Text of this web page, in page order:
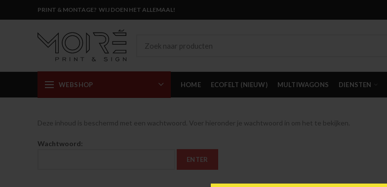
PRINT & MONTAGE? WIJ DOEN HET ALLEMAAL!
WEBSHOP HOME ECOFELT (NIEUW) MULTIWAGONS DIENSTEN
Deze inhoud is beschermd met een wachtwoord. Voer hieronder je wachtwoord in om het te bekijken.
Wachtwoord: